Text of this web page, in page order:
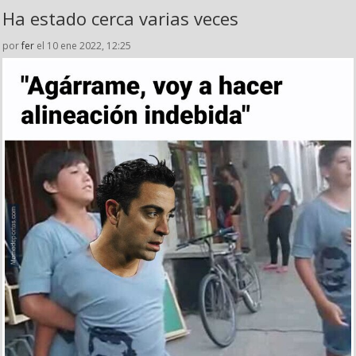
Ha estado cerca varias veces
porfer el 10 ene 2022, 12:25